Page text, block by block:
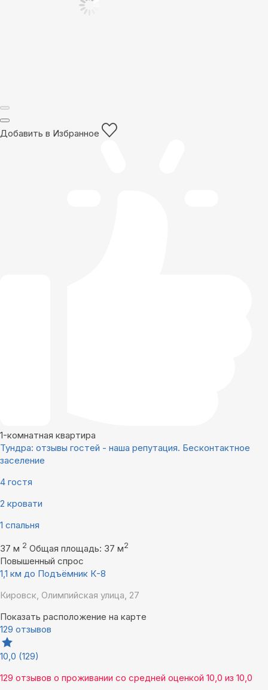
Добавить в Избранное
1-комнатная квартира
Тундра: отзывы гостей - наша репутация. Бесконтактное
заселение
4 гостя
2 кровати
1 спальня
37 м 2 Общая площадь: 37 м2
Повышенный спрос
1,1 км до Подъёмник К-8
Кировск, Олимпийская улица, 27
Показать расположение на карте
129 отзывов
10,0 (129)
129 отзывов о проживании со средней оценкой 10,0 из 10,0